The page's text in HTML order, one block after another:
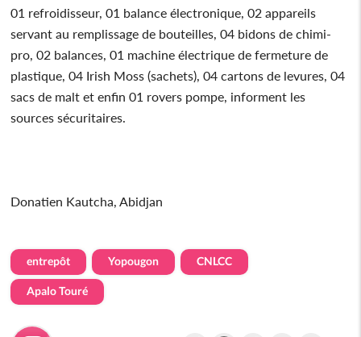
01 refroidisseur, 01 balance électronique, 02 appareils
servant au remplissage de bouteilles, 04 bidons de chimi-
pro, 02 balances, 01 machine électrique de fermeture de
plastique, 04 Irish Moss (sachets), 04 cartons de levures, 04
sacs de malt et enfin 01 rovers pompe, informent les
sources sécuritaires.
Donatien Kautcha, Abidjan
entrepôt Yopougon CNLCC
Apalo Touré